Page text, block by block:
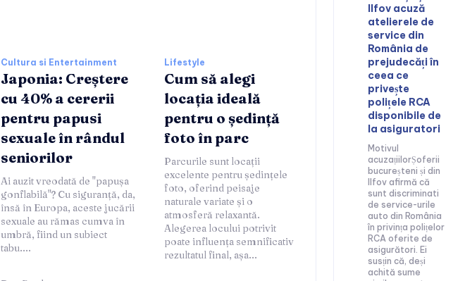
Cultura si Entertainment
Japonia: Creștere
cu 40% a cererii
pentru papusi
sexuale în rândul
seniorilor
Ai auzit vreodată de "papușa
gonflabilă"? Cu siguranță, da,
însă în Europa, aceste jucării
sexuale au rămas cumva în
umbră, fiind un subiect
tabu....
Lifestyle
Cum să alegi
locația ideală
pentru o ședință
foto în parc
Parcurile sunt locații
excelente pentru ședințele
foto, oferind peisaje
naturale variate și o
atmosferă relaxantă.
Alegerea locului potrivit
poate influența semnificativ
rezultatul final, așa...
Ilfov acuză
atelierele de
service din
România de
prejudecăți în
ceea ce
privește
polițele RCA
disponibile de
la asiguratori
Motivul
acuzațiilorȘoferii
bucureșteni și din
Ilfov afirmă că
sunt discriminati
de service-urile
auto din România
în privința polițelor
RCA oferite de
asigurători. Ei
susțin că, deși
achită sume